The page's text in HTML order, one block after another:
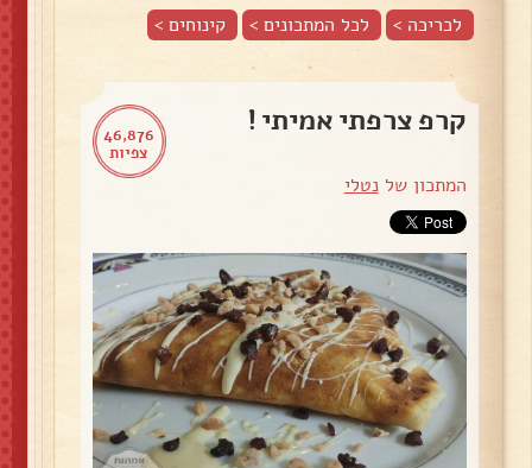
לכריכה > לכל המתכונים > קינוחים>
46,876
צפיות
קרפ צרפתי אמיתי !
המתכון שלנטלי